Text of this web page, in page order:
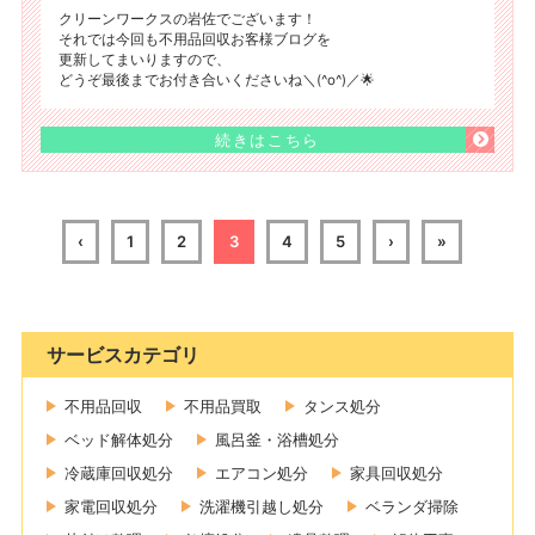
クリーンワークスの岩佐でございます！
それでは今回も不用品回収お客様ブログを
更新してまいりますので、
どうぞ最後までお付き合いくださいね＼(^o^)／🌟
続きはこちら
‹ 1 2 3 4 5 › »
サービスカテゴリ
不用品回収 不用品買取
タンス処分
ベッド解体処分
風呂釜・浴槽処分
冷蔵庫回収処分
エアコン処分
家具回収処分
家電回収処分
洗濯機引越し処分
ベランダ掃除